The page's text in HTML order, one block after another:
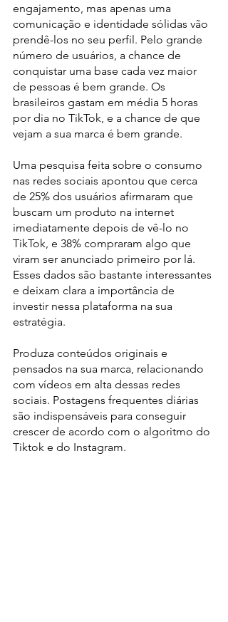
engajamento, mas apenas uma
comunicação e identidade sólidas vão
prendê-los no seu perfil. Pelo grande
número de usuários, a chance de
conquistar uma base cada vez maior
de pessoas é bem grande. Os
brasileiros gastam em média 5 horas
por dia no TikTok, e a chance de que
vejam a sua marca é bem grande.
Uma pesquisa feita sobre o consumo
nas redes sociais apontou que cerca
de 25% dos usuários afirmaram que
buscam um produto na internet
imediatamente depois de vê-lo no
TikTok, e 38% compraram algo que
viram ser anunciado primeiro por lá.
Esses dados são bastante interessantes
e deixam clara a importância de
investir nessa plataforma na sua
estratégia.
Produza conteúdos originais e
pensados na sua marca, relacionando
com vídeos em alta dessas redes
sociais. Postagens frequentes diárias
são indispensáveis para conseguir
crescer de acordo com o algoritmo do
Tiktok e do Instagram.